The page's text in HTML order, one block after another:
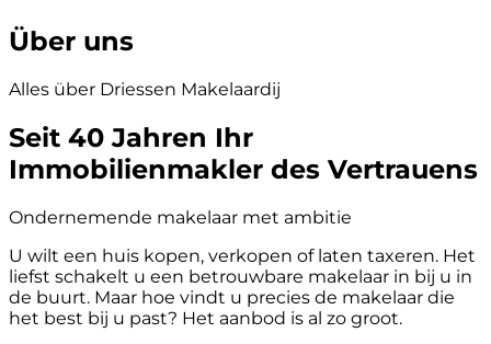
Über uns
Alles über Driessen Makelaardij
Seit 40 Jahren Ihr
Immobilienmakler des Vertrauens
Ondernemende makelaar met ambitie
U wilt een huis kopen, verkopen of laten taxeren. Het
liefst schakelt u een betrouwbare makelaar in bij u in
de buurt. Maar hoe vindt u precies de makelaar die
het best bij u past? Het aanbod is al zo groot.